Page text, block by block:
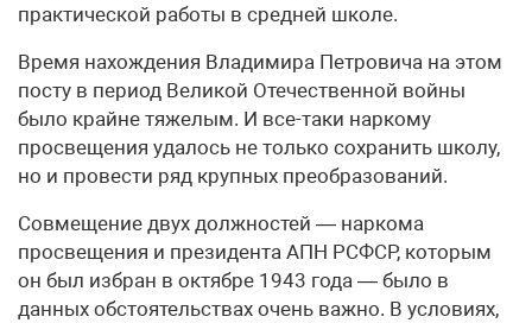
практической работы в средней школе.
Время нахождения Владимира Петровича на этом
посту в период Великой Отечественной войны
было крайне тяжелым. И все-таки наркому
просвещения удалось не только сохранить школу,
но и провести ряд крупных преобразований.
Совмещение двух должностей — наркома
просвещения и президента АПН РСФСР, которым
он был избран в октябре 1943 года — было в
данных обстоятельствах очень важно. В условиях,